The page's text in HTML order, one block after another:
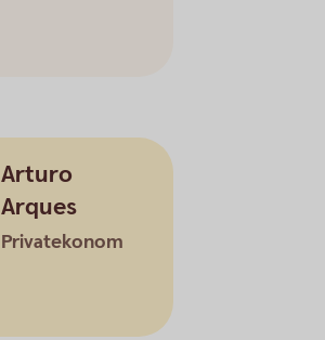
Arturo
Arques
Privatekonom